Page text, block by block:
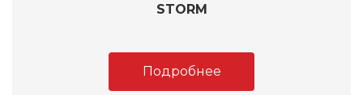
STORM
Подробнее